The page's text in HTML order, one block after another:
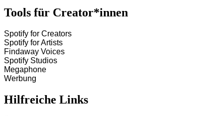
Tools für Creator*innen
Spotify for Creators
Spotify for Artists
Findaway Voices
Spotify Studios
Megaphone
Werbung
Hilfreiche Links